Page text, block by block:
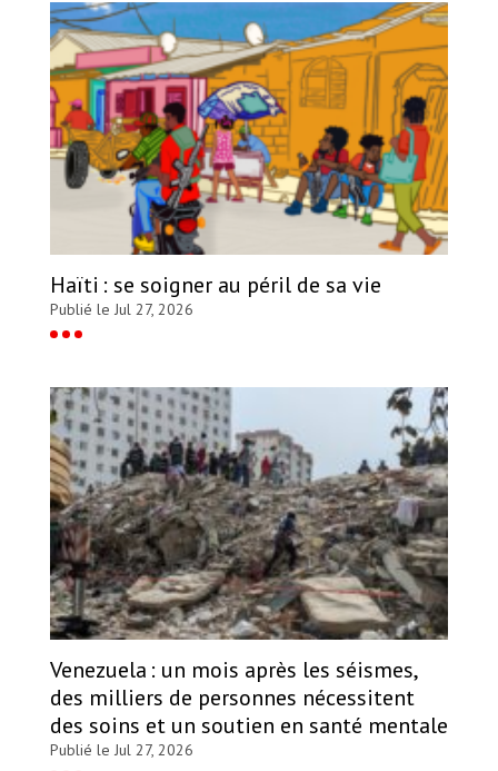
Haïti : se soigner au péril de sa vie
Publié le Jul 27, 2026
Venezuela : un mois après les séismes,
des milliers de personnes nécessitent
des soins et un soutien en santé mentale
Publié le Jul 27, 2026